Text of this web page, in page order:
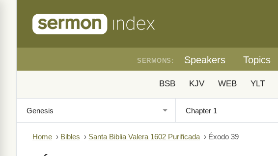
SERMONS: Speakers Topics
BSB KJV WEB YLT
Home › Bibles › Santa Biblia Valera 1602 Purificada › Éxodo 39